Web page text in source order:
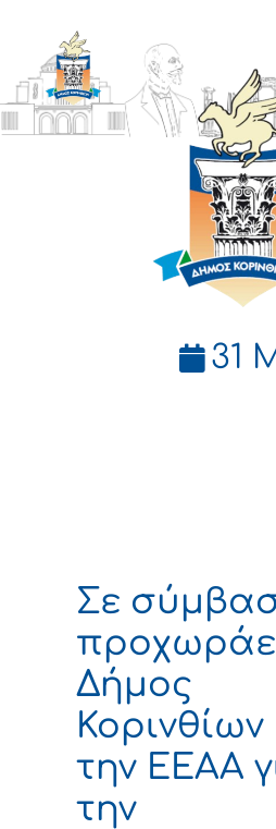
ΔΗΜΟΣ
ΚΟΡΙΝΘΙΩΝ
31
Σε
Δήμος
Κορινθίων
την ΕΕΑΑ
την